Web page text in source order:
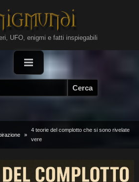
UFO, enigmi e fatti inspiegabili
4 teorie del complotto che si sono rivelate
vere